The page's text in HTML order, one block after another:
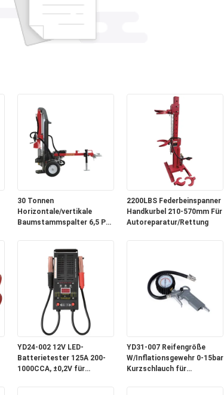
30 Tonnen
Horizontale/vertikale
Baumstammspalter 6,5 PS
2200LBS Federbeinspanner
Handkurbel 210-570mm Für
Autoreparatur/Rettung
YD24-002 12V LED-
Batterietester 125A 200-
1000CCA, ±0,2V für
YD31-007 Reifengröße
W/Inflationsgewehr 0-15bar
Kurzschlauch für